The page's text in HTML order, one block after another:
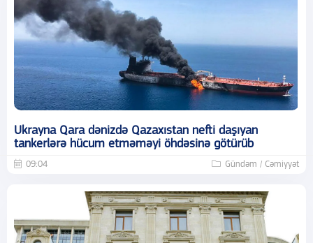
Ukrayna Qara dənizdə Qazaxıstan nefti daşıyan
tankerlərə hücum etməməyi öhdəsinə götürüb
09:04 Gündəm / Cəmiyyət